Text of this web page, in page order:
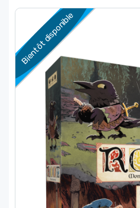
Bientôt disponible